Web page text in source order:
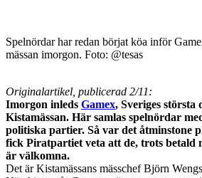
Spelnördar har redan börjat köa inför
mässan imorgon. Foto: @tesas
Originalartikel, publicerad 2/11:
Imorgon inleds Gamex, Sveriges största
Kistamässan. Här samlas spelnördar
politiska partier. Så var det åtminstone
fick Piratpartiet veta att de, trots betald
är välkomna.
Det är Kistamässans mässchef Björn